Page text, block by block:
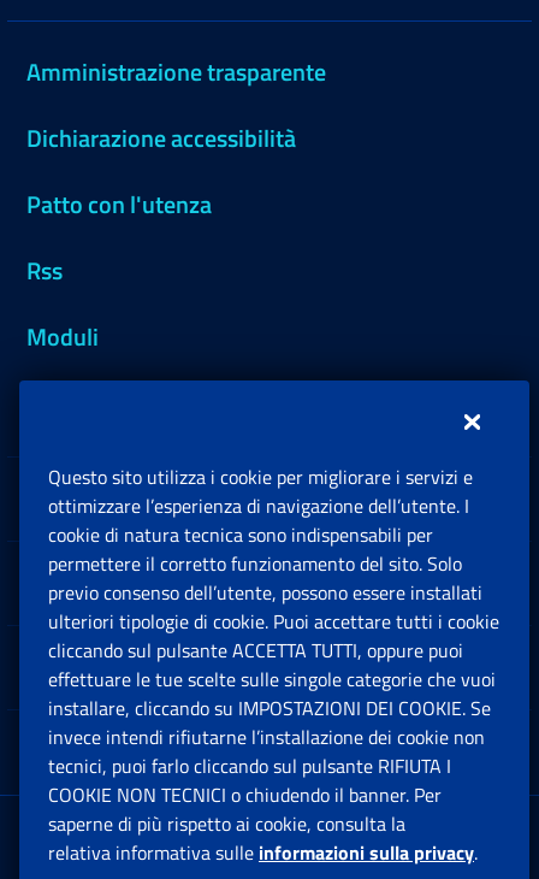
Amministrazione trasparente
Dichiarazione accessibilità
Patto con l'utenza
Rss
Moduli
Sedi e Contatti
Software
Note Legali
App mobile
Sede Legale : Via Ciro il Grande, 21
00144 Roma
Questo sito utilizza i cookie per migliorare i servizi e
ottimizzare l’esperienza di navigazione dell’utente. I
cookie di natura tecnica sono indispensabili per
permettere il corretto funzionamento del sito. Solo
previo consenso dell’utente, possono essere installati
ulteriori tipologie di cookie. Puoi accettare tutti i cookie
cliccando sul pulsante ACCETTA TUTTI, oppure puoi
effettuare le tue scelte sulle singole categorie che vuoi
installare, cliccando su IMPOSTAZIONI DEI COOKIE. Se
invece intendi rifiutarne l’installazione dei cookie non
tecnici, puoi farlo cliccando sul pulsante RIFIUTA I
COOKIE NON TECNICI o chiudendo il banner. Per
saperne di più rispetto ai cookie, consulta la
relativa informativa sulle informazioni sulla privacy.